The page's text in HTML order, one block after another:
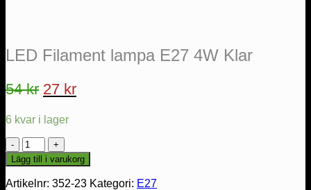
LED Filament lampa E27 4W Klar
54kr Det
priset
var:
54 kr.
27 krDet
27 kr.
6 kvar i lager
LED
Filament
lampa
E27
Lägg till i varukorg
Artikelnr: 352-23 Kategori: E27